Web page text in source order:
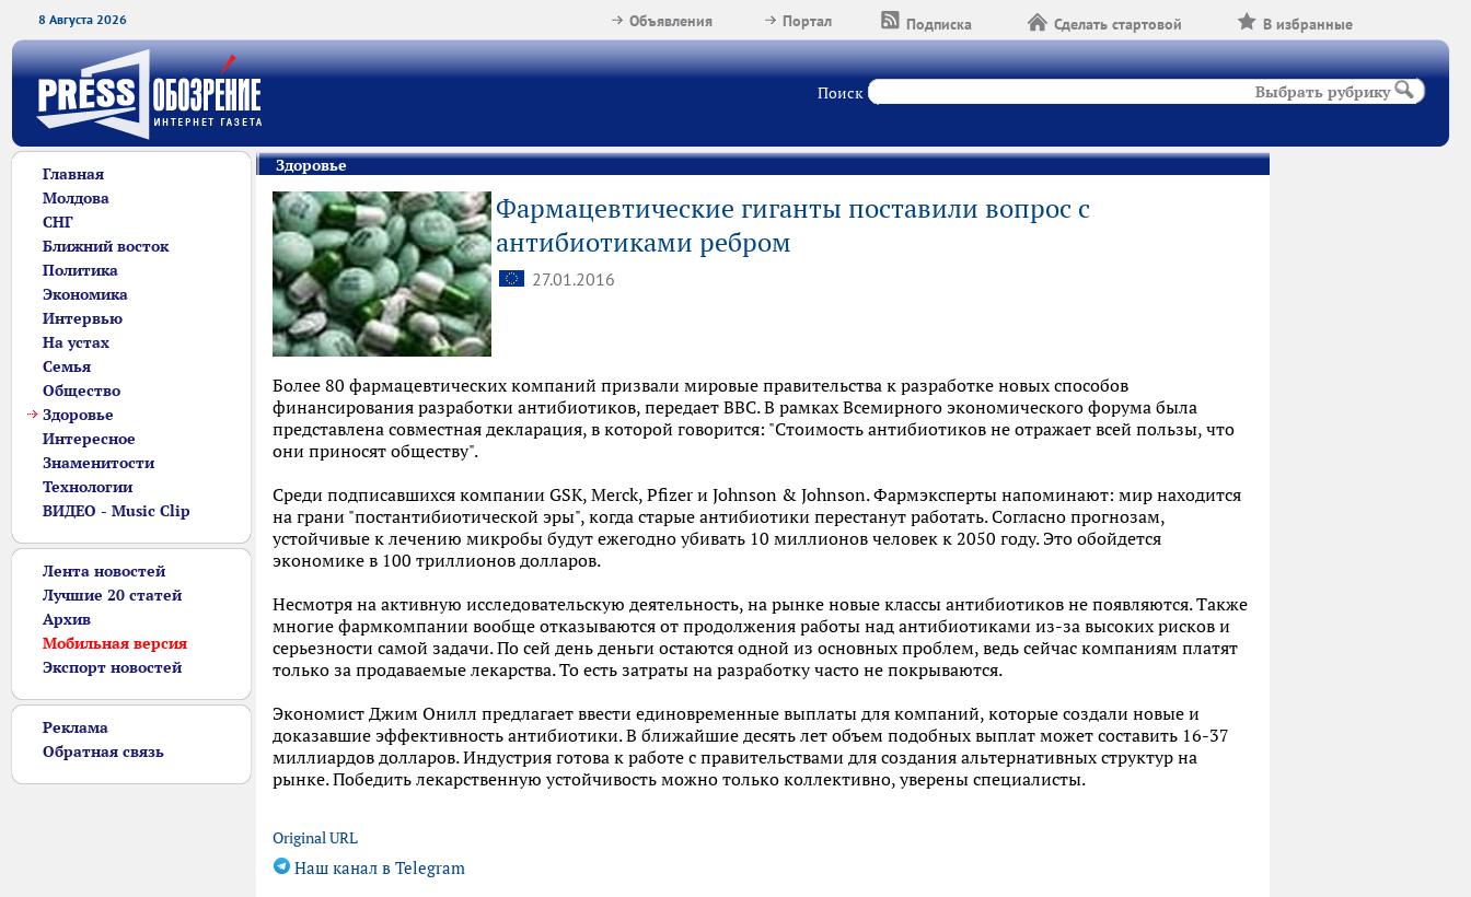
8 Августа 2026 В избранные
Сделать стартовой
Подписка
Портал
Объявления
Поиск Выбрать рубрику
Главная
Молдова
СНГ
Ближний восток
Политика
Экономика
Интервью
На устах
Семья
Общество
Здоровье
Интересное
Знаменитости
Технологии
ВИДЕО - Music Clip
Лента новостей
Лучшие 20 статей
Архив
Мобильная версия
Экспорт новостей
Реклама
Обратная связь
Здоровье
Фармацевтические гиганты поставили вопрос с
антибиотиками ребром
27.01.2016
Более 80 фармацевтических компаний призвали мировые правительства к разработке новых способов
финансирования разработки антибиотиков, передает BBC. В рамках Всемирного экономического форума была
представлена совместная декларация, в которой говорится: "Стоимость антибиотиков не отражает всей пользы, что
они приносят обществу".
Среди подписавшихся компании GSK, Merck, Pfizer и Johnson & Johnson. Фармэксперты напоминают: мир находится
на грани "постантибиотической эры", когда старые антибиотики перестанут работать. Согласно прогнозам,
устойчивые к лечению микробы будут ежегодно убивать 10 миллионов человек к 2050 году. Это обойдется
экономике в 100 триллионов долларов.
Несмотря на активную исследовательскую деятельность, на рынке новые классы антибиотиков не появляются. Также
многие фармкомпании вообще отказываются от продолжения работы над антибиотиками из-за высоких рисков и
серьезности самой задачи. По сей день деньги остаются одной из основных проблем, ведь сейчас компаниям платят
только за продаваемые лекарства. То есть затраты на разработку часто не покрываются.
Экономист Джим Онилл предлагает ввести единовременные выплаты для компаний, которые создали новые и
доказавшие эффективность антибиотики. В ближайшие десять лет объем подобных выплат может составить 16-37
миллиардов долларов. Индустрия готова к работе с правительствами для создания альтернативных структур на
рынке. Победить лекарственную устойчивость можно только коллективно, уверены специалисты.
Original URL
Наш канал в Telegram